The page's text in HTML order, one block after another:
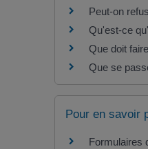
Peut-on
Qu'est-ce
Que doit
Que se
Pour en savoir
Formulaires